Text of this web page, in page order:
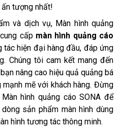
ấn tượng nhất!
và dịch vụ, Màn hình quảng
cấp màn hình quảng cáo
tác hiện đại hàng đầu, đáp ứng
Chúng tôi cam kết mang đến
nâng cao hiệu quả quảng bá
mẽ với khách hàng. Đừng
hình quảng cáo SONA để
sản phẩm màn hình dùng
hình tương tác thông minh.